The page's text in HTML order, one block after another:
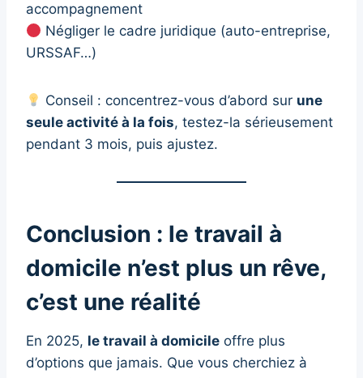
accompagnement
Négliger le cadre juridique (auto-entreprise,
URSSAF…)
Conseil : concentrez-vous d’abord sur une
seule activité à la fois, testez-la sérieusement
pendant 3 mois, puis ajustez.
Conclusion : le travail à
domicile n’est plus un rêve,
c’est une réalité
En 2025, le travail à domicile offre plus
d’options que jamais. Que vous cherchiez à